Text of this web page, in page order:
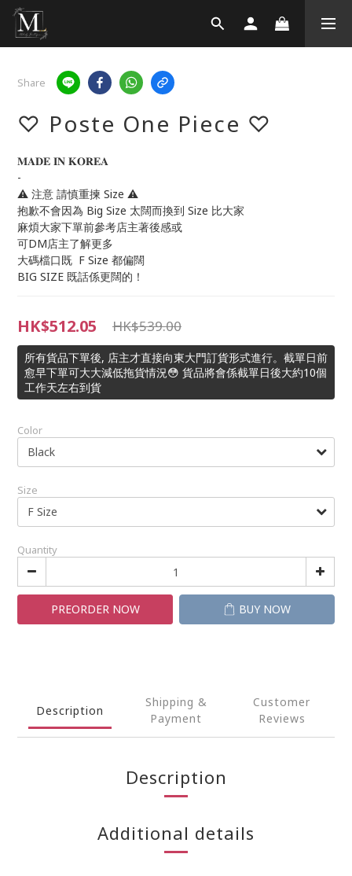
Share
♡ Poste One Piece ♡
𝐌𝐀𝐃𝐄 𝐈𝐍 𝐊𝐎𝐑𝐄𝐀
-
⚠️ 注意 請慎重揀 Size ⚠️
抱歉不會因為 Big Size 太闊而換到 Size 比大家
麻煩大家下單前參考店主著後感或
可DM店主了解更多
大碼檔口既  F Size 都偏闊
BIG SIZE 既話係更闊的！
HK$512.05 HK$539.00
所有貨品下單後, 店主才直接向東大門訂貨形式進行。截單日前
愈早下單可大大減低拖貨情況😳 貨品將會係截單日後大約10個
工作天左右到貨
Color
Size
Quantity
PREORDER NOW BUY NOW
Description
Shipping &
Payment
Customer
Reviews
Description
Additional details